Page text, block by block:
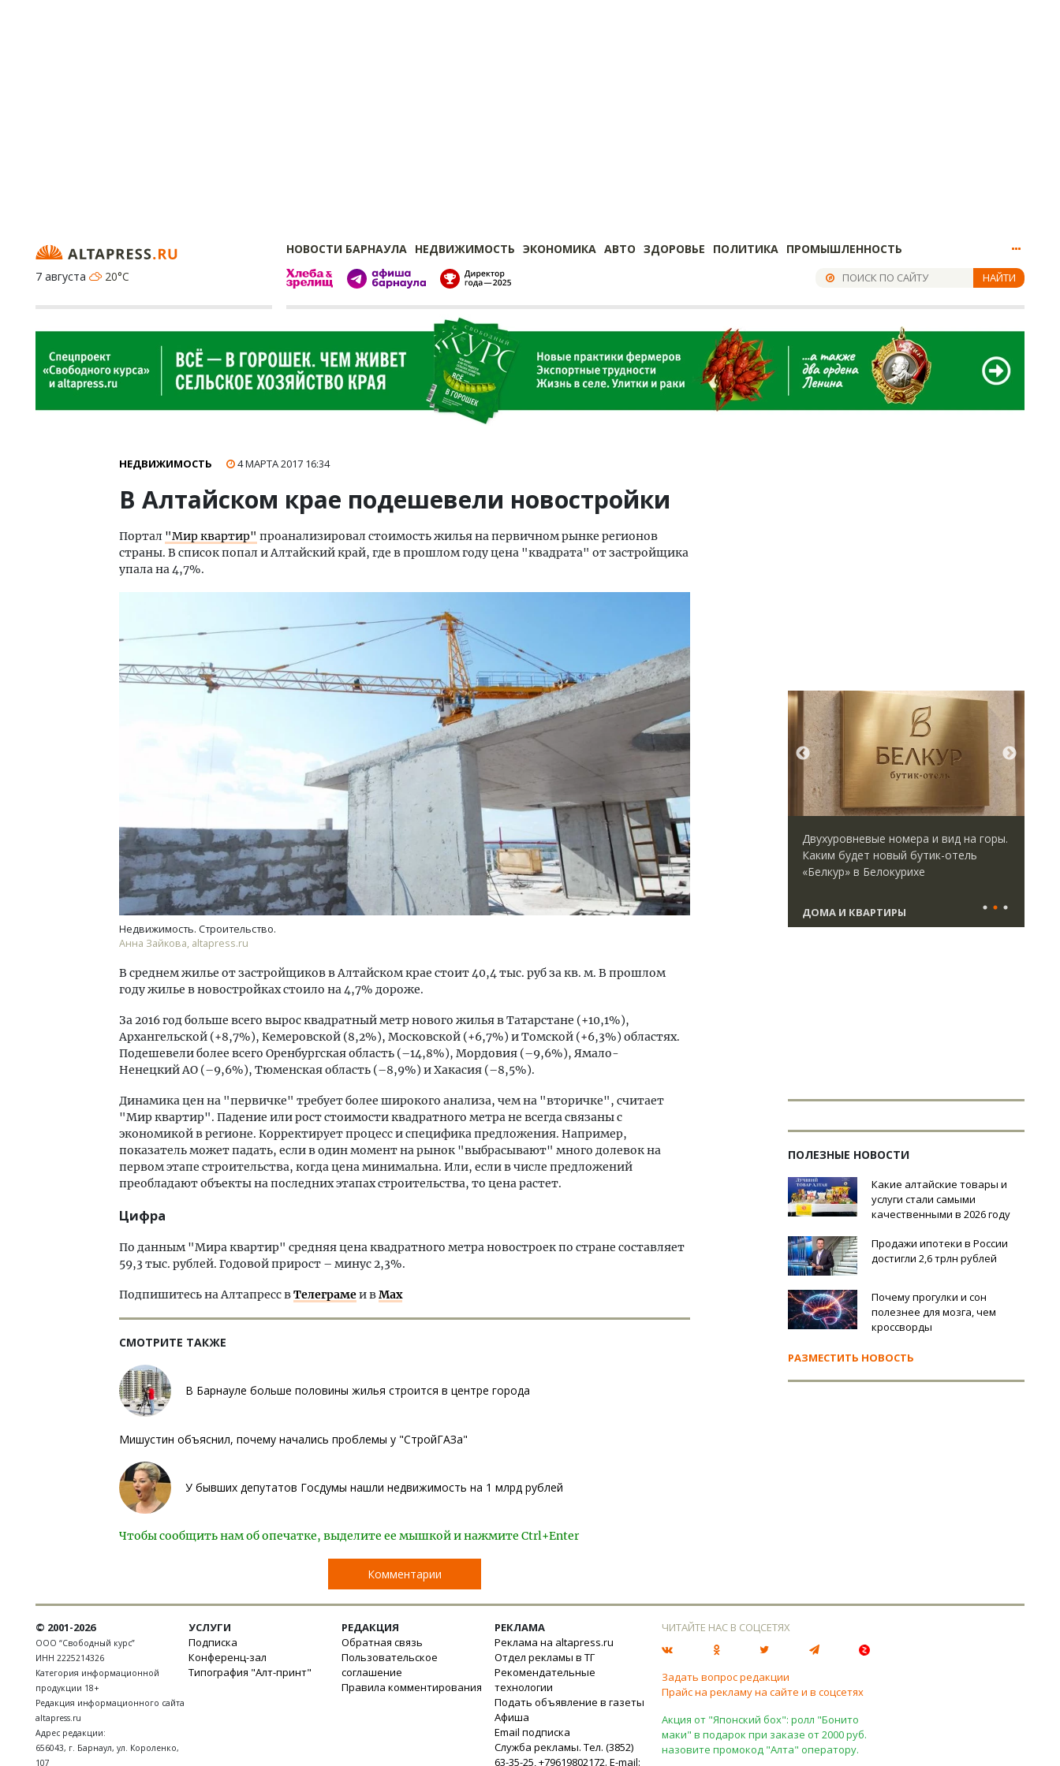
НОВОСТИ БАРНАУЛА НЕДВИЖИМОСТЬ ЭКОНОМИКА АВТО ЗДОРОВЬЕ ПОЛИТИКА ПРОМЫШЛЕННОСТЬ
7 августа
20°C НАЙТИ
НЕДВИЖИМОСТЬ 4 МАРТА 2017 16:34
В Алтайском крае подешевели новостройки
Портал "Мир квартир" проанализировал стоимость жилья на первичном рынке регионов
страны. В список попал и Алтайский край, где в прошлом году цена "квадрата" от застройщика
упала на 4,7%.
Недвижимость. Строительство.
Анна Зайкова, altapress.ru
В среднем жилье от застройщиков в Алтайском крае стоит 40,4 тыс. руб за кв. м. В прошлом
году жилье в новостройках стоило на 4,7% дороже.
За 2016 год больше всего вырос квадратный метр нового жилья в Татарстане (+10,1%),
Архангельской (+8,7%), Кемеровской (8,2%), Московской (+6,7%) и Томской (+6,3%) областях.
Подешевели более всего Оренбургская область (–14,8%), Мордовия (–9,6%), Ямало-
Ненецкий АО (–9,6%), Тюменская область (–8,9%) и Хакасия (–8,5%).
Динамика цен на "первичке" требует более широкого анализа, чем на "вторичке", считает
"Мир квартир". Падение или рост стоимости квадратного метра не всегда связаны с
экономикой в регионе. Корректирует процесс и специфика предложения. Например,
показатель может падать, если в один момент на рынок "выбрасывают" много долевок на
первом этапе строительства, когда цена минимальна. Или, если в числе предложений
преобладают объекты на последних этапах строительства, то цена растет.
Цифра
По данным "Мира квартир" средняя цена квадратного метра новостроек по стране составляет
59,3 тыс. рублей. Годовой прирост – минус 2,3%.
Подпишитесь на Алтапресс вТелеграмеи вMax
СМОТРИТЕ ТАКЖЕ
В Барнауле больше половины жилья строится в центре города
Мишустин объяснил, почему начались проблемы у "СтройГАЗа"
У бывших депутатов Госдумы нашли недвижимость на 1 млрд рублей
Чтобы сообщить нам об опечатке, выделите ее мышкой и нажмите Ctrl+Enter
Комментарии
Архитектурный код начинается с
земли. Мощение крупноформатными
плитами становится новым
стандартом благоустройства
СТРОИТЕЛЬСТВО
Смелость архитектурных идей.
Генеральный директор компании
ЗИАС — об эстетике городов,
трендах в фасадах и развитии рынка
СТРОИТЕЛЬСТВО
Двухуровневые номера и вид на горы.
Каким будет новый бутик-отель
«Белкур» в Белокурихе
ДОМА И КВАРТИРЫ
ПОЛЕЗНЫЕ НОВОСТИ
Какие алтайские товары и
услуги стали самыми
качественными в 2026 году
Продажи ипотеки в России
достигли 2,6 трлн рублей
Почему прогулки и сон
полезнее для мозга, чем
кроссворды
РАЗМЕСТИТЬ НОВОСТЬ
© 2001-2026
ООО “Свободный курс”
ИНН 2225214326
Категория информационной
продукции 18+
Редакция информационного сайта
altapress.ru
Адрес редакции:
656043, г. Барнаул, ул. Короленко,
107
УСЛУГИ
Подписка
Конференц-зал
Типография "Алт-принт"
РЕДАКЦИЯ
Обратная связь
Пользовательское
соглашение
Правила комментирования
РЕКЛАМА
Реклама на altapress.ru
Отдел рекламы в ТГ
Рекомендательные
технологии
Подать объявление в газеты
Афиша
Email подписка
Служба рекламы. Тел. (3852)
63-35-25, +79619802172. E-mail:
ЧИТАЙТЕ НАС В СОЦСЕТЯХ
Задать вопрос редакции
Прайс на рекламу на сайте и в соцсетях
Акция от "Японский бох": ролл "Бонито
маки" в подарок при заказе от 2000 руб.
назовите промокод "Алта" оператору.